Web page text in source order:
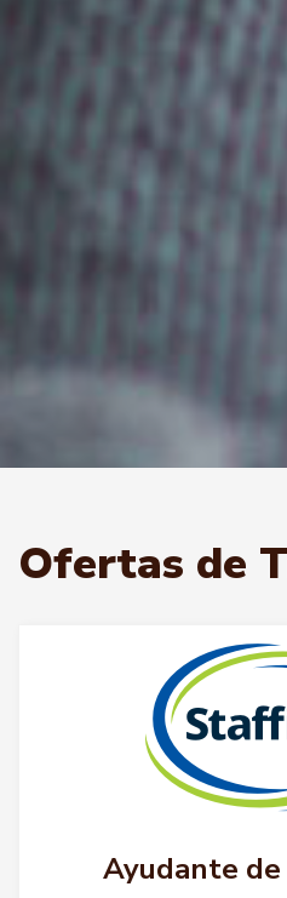
Ofertas de
Ayudante